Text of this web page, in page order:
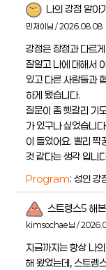
나의 강점 알아
민저이님 / 2026.08.08
강점은 장점과 다르
잘알고 나에 대해서
있고 다른 사람들과
하게 됐습니다.
질문이 좀 헷갈리 기
가 있구나 싶었습니
이 들었어요. 빨리 짝
것 같다는 생각 입니
Program: 성인 강
스트렝스5 해
kimsochae님 /
지금까지는 항상 나
해 왔었는데, 스트렝